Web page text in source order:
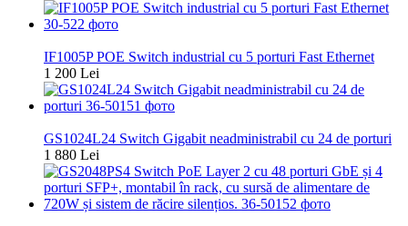
IF1005P POE Switch industrial cu 5 porturi Fast Ethernet
1 200 Lei
GS1024L24 Switch Gigabit neadministrabil cu 24 de porturi
1 880 Lei